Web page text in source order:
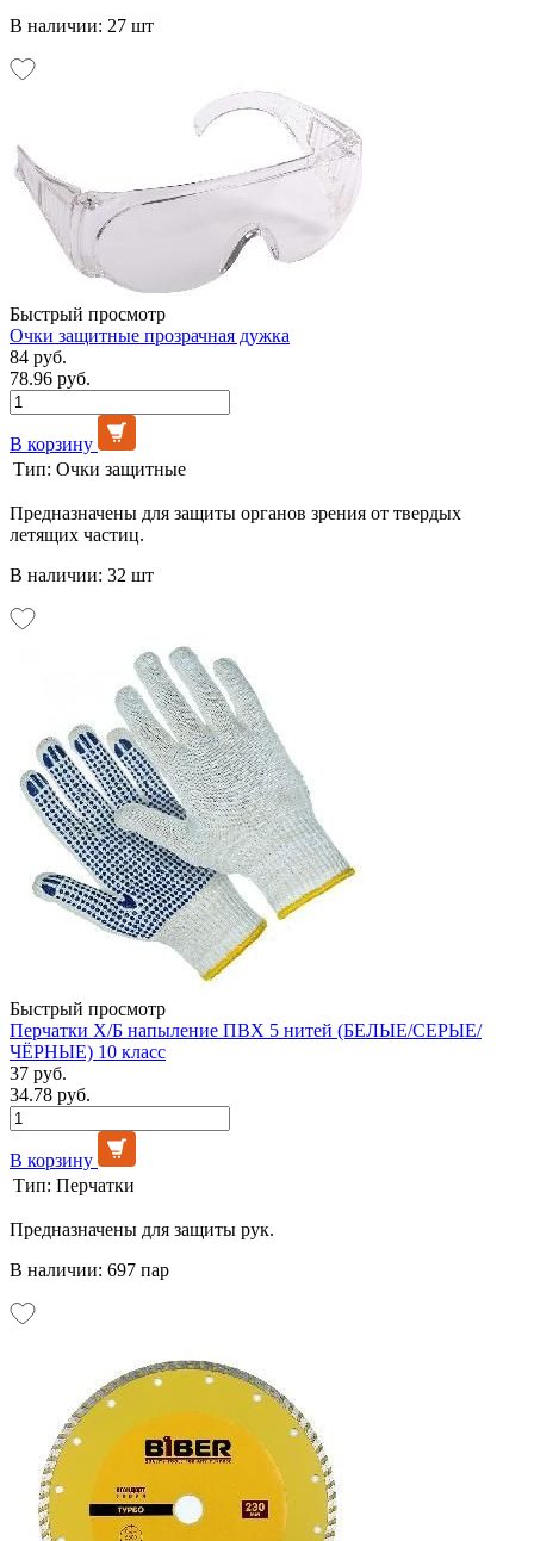
В наличии: 27 шт
Быстрый просмотр
Очки защитные прозрачная дужка
84 руб.
78.96 руб.
В корзину
Тип: Очки защитные
Предназначены для защиты органов зрения от твердых
летящих частиц.
В наличии: 32 шт
Быстрый просмотр
Перчатки Х/Б напыление ПВХ 5 нитей (БЕЛЫЕ/СЕРЫЕ/
ЧЁРНЫЕ) 10 класс
37 руб.
34.78 руб.
В корзину
Тип: Перчатки
Предназначены для защиты рук.
В наличии: 697 пар